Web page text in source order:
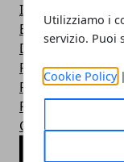
Utilizziamo i
servizio. Puoi
Cookie Policy |
Irpinia news
Editoriale
Dai Comuni
Regione
Primo Piano
Politica
Cronaca